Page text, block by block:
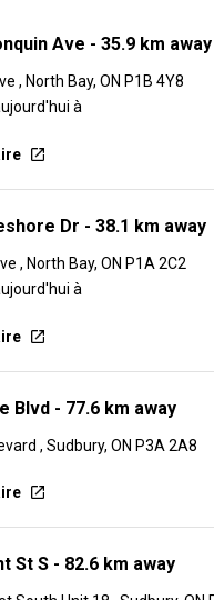
Ave - 35.9 km away
, North Bay, ON P1B 4Y8
à
Dr - 38.1 km away
, North Bay, ON P1A 2C2
à
Blvd - 77.6 km away
, Sudbury, ON P3A 2A8
St S - 82.6 km away